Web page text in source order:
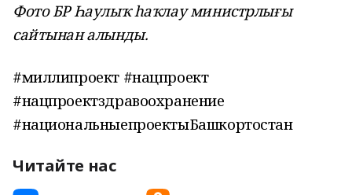
Фото БР Һаулыҡ һаҡлау министрлығы
сайтынан алынды.
#миллипроект #нацпроект
#нацпроектздравоохранение
#национальныепроектыБашкортостан
Читайте нас